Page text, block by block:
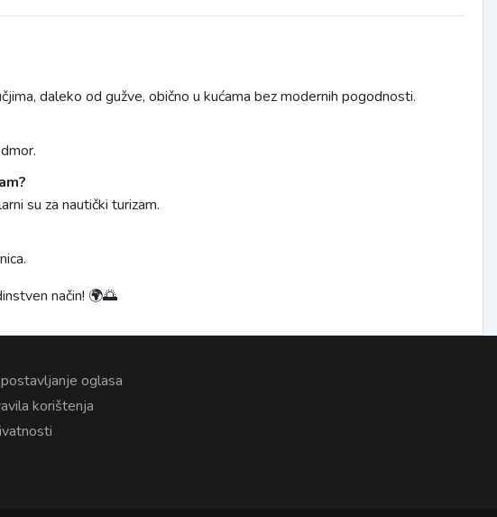
daleko od gužve, obično u kućama bez modernih pogodnosti.
su za nautički turizam.
način! 🌍🌅
oglasa
korištenja